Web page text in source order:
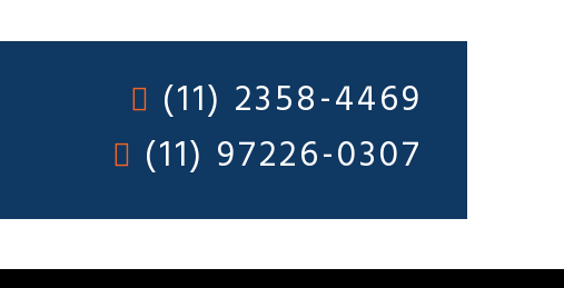
(11) 2358-4469
(11) 97226-0307